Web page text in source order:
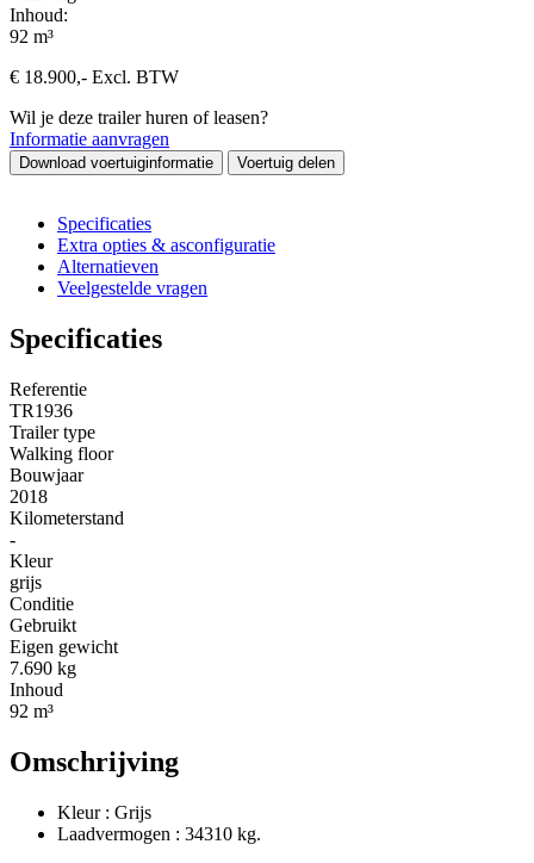
Inhoud:
92 m³
€ 18.900,- Excl. BTW
Wil je deze trailer huren of leasen?
Informatie aanvragen
Download voertuiginformatie Voertuig delen
Specificaties
Extra opties & asconfiguratie
Alternatieven
Veelgestelde vragen
Specificaties
Referentie
TR1936
Trailer type
Walking floor
Bouwjaar
2018
Kilometerstand
-
Kleur
grijs
Conditie
Gebruikt
Eigen gewicht
7.690 kg
Inhoud
92 m³
Omschrijving
Kleur : Grijs
Laadvermogen : 34310 kg.